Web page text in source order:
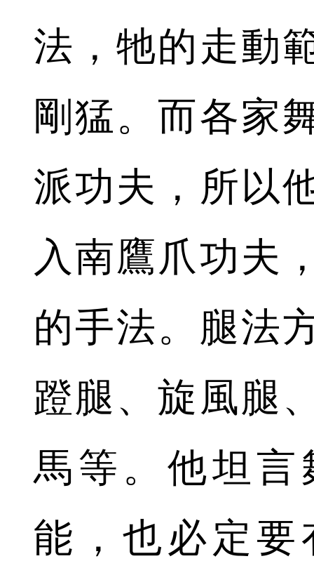
法，牠的走動
剛猛。而各家
派功夫，所以
入南鷹爪功夫
的手法。腿法
蹬腿、旋風腿
馬等。他坦
能，也必定